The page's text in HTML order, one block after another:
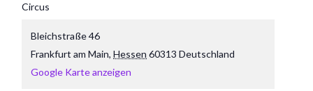
Circus
Bleichstraße 46
Frankfurt am Main, Hessen 60313 Deutschland
Google Karte anzeigen